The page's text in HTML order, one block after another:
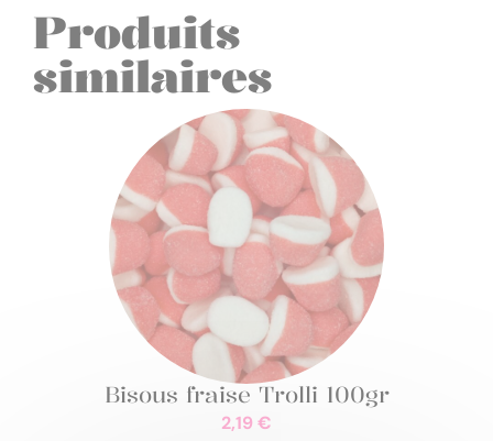
Produits
similaires
Bisous fraise Trolli 100gr
2,19 €